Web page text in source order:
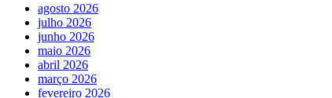
agosto 2026
julho 2026
junho 2026
maio 2026
abril 2026
março 2026
fevereiro 2026